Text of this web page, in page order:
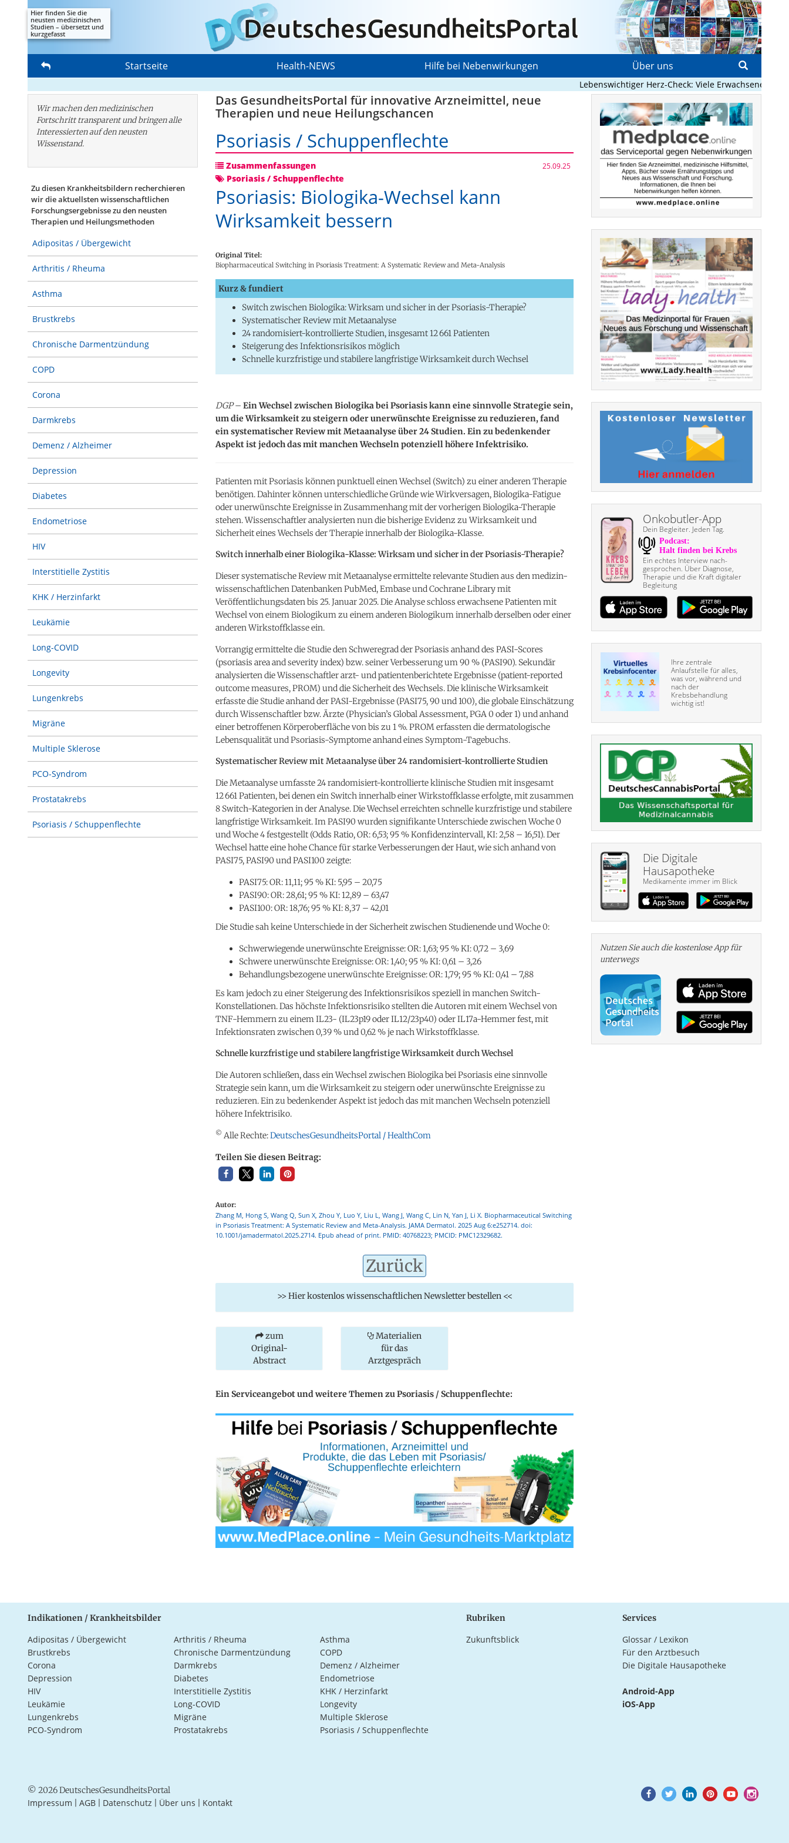
Hier finden Sie die
neusten medizinischen
Studien – übersetzt und
kurzgefasst
Startseite Health-NEWS Hilfe bei Nebenwirkungen Über uns
Lebenswichtiger Herz-Check: Viele Erwachsene mit
Wir machen den medizinischen
Fortschritt transparent und bringen alle
Interessierten auf den neusten
Wissenstand.
Zu diesen Krankheitsbildern recherchieren
wir die aktuellsten wissenschaftlichen
Forschungs­ergebnisse zu den neusten
Therapien und Heilungsmethoden
Adipositas / Übergewicht
Arthritis / Rheuma
Asthma
Brustkrebs
Chronische Darmentzündung
COPD
Corona
Darmkrebs
Demenz / Alzheimer
Depression
Diabetes
Endometriose
HIV
Interstitielle Zystitis
KHK / Herzinfarkt
Leukämie
Long-COVID
Longevity
Lungenkrebs
Migräne
Multiple Sklerose
PCO-Syndrom
Prostatakrebs
Psoriasis / Schuppenflechte
Das GesundheitsPortal für innovative Arzneimittel, neue
Therapien und neue Heilungschancen
Psoriasis / Schuppenflechte
Zusammenfassungen 25.09.25
Psoriasis / Schuppenflechte
Psoriasis: Biologika-Wechsel kann
Wirksamkeit bessern
Original Titel:
Biopharmaceutical Switching in Psoriasis Treatment: A Systematic Review and Meta-Analysis
Kurz & fundiert
Switch zwischen Biologika: Wirksam und sicher in der Psoriasis-Therapie?
Systematischer Review mit Metaanalyse
24 randomisiert-kontrollierte Studien, insgesamt 12 661 Patienten
Steigerung des Infektionsrisikos möglich
Schnelle kurzfristige und stabilere langfristige Wirksamkeit durch Wechsel
DGP– Ein Wechsel zwischen Biologika bei Psoriasis kann eine sinnvolle Strategie sein,
um die Wirksamkeit zu steigern oder unerwünschte Ereignisse zu reduzieren, fand
ein systematischer Review mit Metaanalyse über 24 Studien. Ein zu bedenkender
Aspekt ist jedoch das mit manchen Wechseln potenziell höhere Infektrisiko.
Patienten mit Psoriasis können punktuell einen Wechsel (Switch) zu einer anderen Therapie
benötigen. Dahinter können unterschiedliche Gründe wie Wirkversagen, Biologika-Fatigue
oder unerwünschte Ereignisse in Zusammenhang mit der vorherigen Biologika-Therapie
stehen. Wissenschaftler analysierten nun die bisherige Evidenz zu Wirksamkeit und
Sicherheit eines Wechsels der Therapie innerhalb der Biologika-Klasse.
Switch innerhalb einer Biologika-Klasse: Wirksam und sicher in der Psoriasis-Therapie?
Dieser systematische Review mit Metaanalyse ermittelte relevante Studien aus den medizin-
wissenschaftlichen Datenbanken PubMed, Embase und Cochrane Library mit
Veröffentlichungsdaten bis 25. Januar 2025. Die Analyse schloss erwachsene Patienten mit
Wechsel von einem Biologikum zu einem anderen Biologikum innerhalb derselben oder einer
anderen Wirkstoffklasse ein.
Vorrangig ermittelte die Studie den Schweregrad der Psoriasis anhand des PASI-Scores
(psoriasis area and severity index) bzw. seiner Verbesserung um 90 % (PASI90). Sekundär
analysierten die Wissenschaftler arzt- und patientenberichtete Ergebnisse (patient-reported
outcome measures, PROM) und die Sicherheit des Wechsels. Die klinische Wirksamkeit
erfasste die Studie anhand der PASI-Ergebnisse (PASI75, 90 und 100), die globale Einschätzung
durch Wissenschaftler bzw. Ärzte (Physician’s Global Assessment, PGA 0 oder 1) und anhand
einer betroffenen Körperoberfläche von bis zu 1 %. PROM erfassten die dermatologische
Lebensqualität und Psoriasis-Symptome anhand eines Symptom-Tagebuchs.
Systematischer Review mit Metaanalyse über 24 randomisiert-kontrollierte Studien
Die Metaanalyse umfasste 24 randomisiert-kontrollierte klinische Studien mit insgesamt
12 661 Patienten, bei denen ein Switch innerhalb einer Wirkstoffklasse erfolgte, mit zusammen
8 Switch-Kategorien in der Analyse. Die Wechsel erreichten schnelle kurzfristige und stabilere
langfristige Wirksamkeit. Im PASI90 wurden signifikante Unterschiede zwischen Woche 0
und Woche 4 festgestellt (Odds Ratio, OR: 6,53; 95 % Konfidenzintervall, KI: 2,58 – 16,51). Der
Wechsel hatte eine hohe Chance für starke Verbesserungen der Haut, wie sich anhand von
PASI75, PASI90 und PASI100 zeigte:
PASI75: OR: 11,11; 95 % KI: 5,95 – 20,75
PASI90: OR: 28,61; 95 % KI: 12,89 – 63,47
PASI100: OR: 18,76; 95 % KI: 8,37 – 42,01
Die Studie sah keine Unterschiede in der Sicherheit zwischen Studienende und Woche 0:
Schwerwiegende unerwünschte Ereignisse: OR: 1,63; 95 % KI: 0,72 – 3,69
Schwere unerwünschte Ereignisse: OR: 1,40; 95 % KI: 0,61 – 3,26
Behandlungsbezogene unerwünschte Ereignisse: OR: 1,79; 95 % KI: 0,41 – 7,88
Es kam jedoch zu einer Steigerung des Infektionsrisikos speziell in manchen Switch-
Konstellationen. Das höchste Infektionsrisiko stellten die Autoren mit einem Wechsel von
TNF-Hemmern zu einem IL23- (IL23p19 oder IL12/23p40) oder IL17a-Hemmer fest, mit
Infektionsraten zwischen 0,39 % und 0,62 % je nach Wirkstoffklasse.
Schnelle kurzfristige und stabilere langfristige Wirksamkeit durch Wechsel
Die Autoren schließen, dass ein Wechsel zwischen Biologika bei Psoriasis eine sinnvolle
Strategie sein kann, um die Wirksamkeit zu steigern oder unerwünschte Ereignisse zu
reduzieren. Ein zu bedenkender Aspekt ist jedoch das mit manchen Wechseln potenziell
höhere Infektrisiko.
© Alle Rechte:DeutschesGesundheitsPortal / HealthCom
Teilen Sie diesen Beitrag:
Autor:
Zhang M, Hong S, Wang Q, Sun X, Zhou Y, Luo Y, Liu L, Wang J, Wang C, Lin N, Yan J, Li X. Biopharmaceutical Switching
in Psoriasis Treatment: A Systematic Review and Meta-Analysis. JAMA Dermatol. 2025 Aug 6:e252714. doi:
10.1001/jamadermatol.2025.2714. Epub ahead of print. PMID: 40768223; PMCID: PMC12329682.
Zurück
>> Hier kostenlos wissenschaftlichen Newsletter bestellen <<
zum
Original-
Abstract
Materialien
für das
Arztgespräch
Ein Serviceangebot und weitere Themen zu Psoriasis / Schuppenflechte:
Onkobutler-App
Dein Begleiter. Jeden Tag.
Ein echtes Interview nach­
gesprochen. Über Diagnose,
Therapie und die Kraft digitaler
Begleitung
Ihre zentrale
Anlaufstelle für alles,
was vor, während und
nach der
Krebsbehandlung
wichtig ist!
Die Digitale
Hausapotheke
Medikamente immer im Blick
Nutzen Sie auch die kosten­lose App für
unterwegs
Indikationen / Krankheitsbilder
Adipositas / Übergewicht Arthritis / Rheuma
Asthma
Brustkrebs
Chronische Darmentzündung
COPD
Corona
Darmkrebs
Demenz / Alzheimer
Depression
Diabetes
Endometriose
HIV
Interstitielle Zystitis
KHK / Herzinfarkt
Leukämie
Long-COVID
Longevity
Lungenkrebs
Migräne
Multiple Sklerose
PCO-Syndrom
Prostatakrebs Psoriasis / Schuppenflechte
Rubriken
Zukunftsblick
Services
Glossar / Lexikon
Für den Arztbesuch
Die Digitale Hausapotheke
Android-App
iOS-App
© 2026 DeutschesGesundheitsPortal
Impressum AGB Datenschutz Über uns Kontakt